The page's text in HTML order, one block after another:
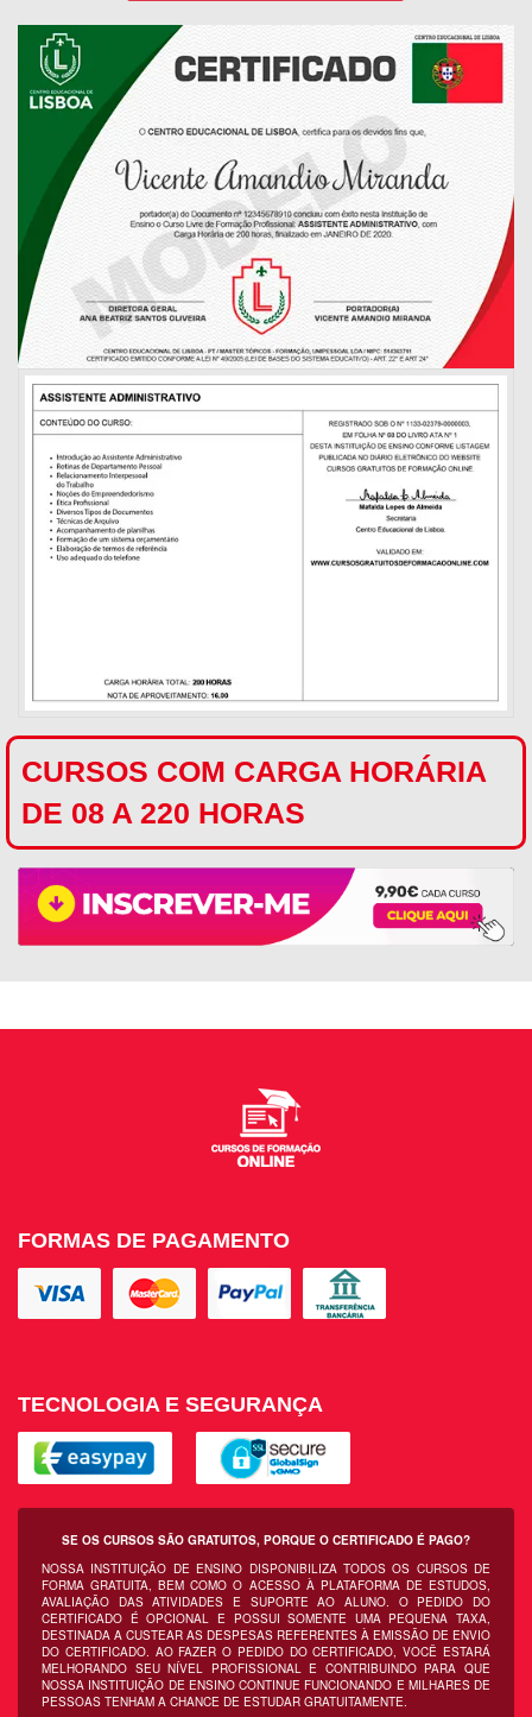
CURSOS COM CARGA HORÁRIA
DE 08 A 220 HORAS
FORMAS DE PAGAMENTO
TECNOLOGIA E SEGURANÇA
SE OS CURSOS SÃO GRATUITOS, PORQUE O CERTIFICADO É PAGO?
NOSSA INSTITUIÇÃO DE ENSINO DISPONIBILIZA TODOS OS CURSOS DE
FORMA GRATUITA, BEM COMO O ACESSO À PLATAFORMA DE ESTUDOS,
AVALIAÇÃO DAS ATIVIDADES E SUPORTE AO ALUNO. O PEDIDO DO
CERTIFICADO É OPCIONAL E POSSUI SOMENTE UMA PEQUENA TAXA,
DESTINADA A CUSTEAR AS DESPESAS REFERENTES À EMISSÃO DE ENVIO
DO CERTIFICADO. AO FAZER O PEDIDO DO CERTIFICADO, VOCÊ ESTARÁ
MELHORANDO SEU NÍVEL PROFISSIONAL E CONTRIBUINDO PARA QUE
NOSSA INSTITUIÇÃO DE ENSINO CONTINUE FUNCIONANDO E MILHARES DE
PESSOAS TENHAM A CHANCE DE ESTUDAR GRATUITAMENTE.